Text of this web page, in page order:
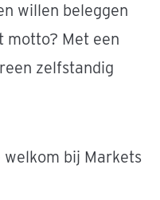
willen beleggen
motto? Met een
zelfstandig
welkom bij Markets